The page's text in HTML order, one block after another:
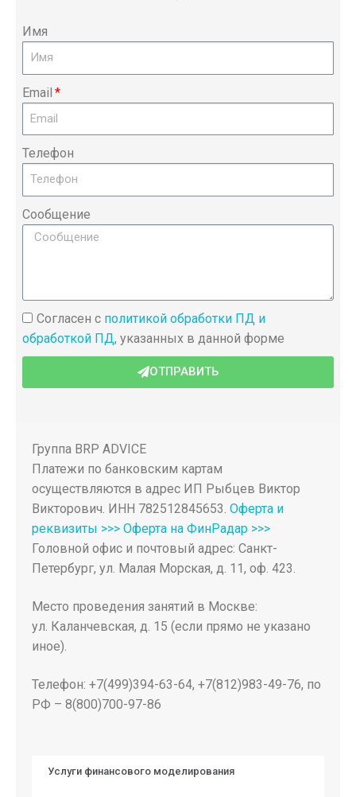
Имя
Email
Телефон
Сообщение
Согласен с политикой обработки ПД и
обработкой ПД, указанных в данной форме
ОТПРАВИТЬ
Группа BRP ADVICE
Платежи по банковским картам
осуществляются в адрес ИП Рыбцев Виктор
Викторович. ИНН 782512845653. Оферта и
реквизиты >>> Оферта на ФинРадар >>>
Головной офис и почтовый адрес: Санкт-
Петербург, ул. Малая Морская, д. 11, оф. 423.
Место проведения занятий в Москве:
ул. Каланчевская, д. 15 (если прямо не указано
иное).
Телефон: +7(499)394-63-64, +7(812)983-49-76, по
РФ – 8(800)700-97-86
Услуги финансового моделирования